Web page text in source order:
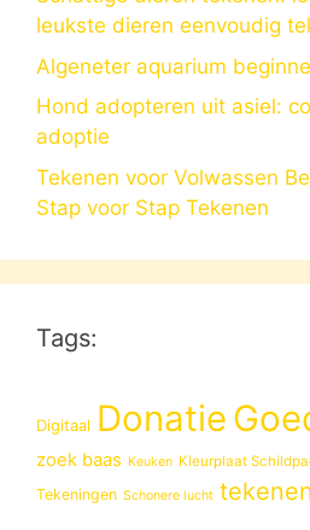
leukste dieren eenvoudig
Algeneter aquarium
Hond adopteren uit asiel:
adoptie
Tekenen voor Volwassen
Stap voor Stap Tekenen
Tags:
Digitaal Donatie
zoek baas Keuken Kleurplaat
Tekeningen Schonere lucht